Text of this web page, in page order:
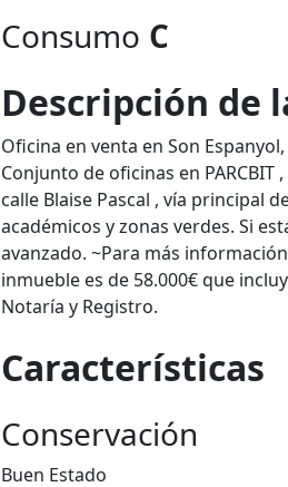
Consumo C
Descripción de
Oficina en venta en Son
Conjunto de oficinas en
calle Blaise Pascal , vía principal
académicos y zonas verdes. Si
avanzado. ~Para más
inmueble es de 58.000€ que
Notaría y Registro.
Características
Conservación
Buen Estado